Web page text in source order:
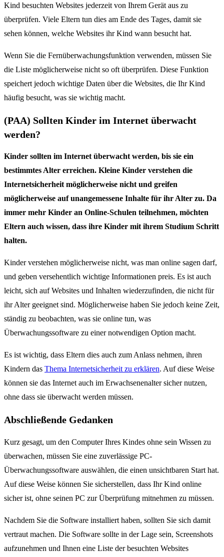
Kind besuchten Websites jederzeit von Ihrem Gerät aus zu
überprüfen. Viele Eltern tun dies am Ende des Tages, damit sie
sehen können, welche Websites ihr Kind wann besucht hat.
Wenn Sie die Fernüberwachungsfunktion verwenden, müssen Sie
die Liste möglicherweise nicht so oft überprüfen. Diese Funktion
speichert jedoch wichtige Daten über die Websites, die Ihr Kind
häufig besucht, was sie wichtig macht.
(PAA) Sollten Kinder im Internet überwacht
werden?
Kinder sollten im Internet überwacht werden, bis sie ein
bestimmtes Alter erreichen. Kleine Kinder verstehen die
Internetsicherheit möglicherweise nicht und greifen
möglicherweise auf unangemessene Inhalte für ihr Alter zu. Da
immer mehr Kinder an Online-Schulen teilnehmen, möchten
Eltern auch wissen, dass ihre Kinder mit ihrem Studium Schritt
halten.
Kinder verstehen möglicherweise nicht, was man online sagen darf,
und geben versehentlich wichtige Informationen preis. Es ist auch
leicht, sich auf Websites und Inhalten wiederzufinden, die nicht für
ihr Alter geeignet sind. Möglicherweise haben Sie jedoch keine Zeit,
ständig zu beobachten, was sie online tun, was
Überwachungssoftware zu einer notwendigen Option macht.
Es ist wichtig, dass Eltern dies auch zum Anlass nehmen, ihren
Kindern das Thema Internetsicherheit zu erklären. Auf diese Weise
können sie das Internet auch im Erwachsenenalter sicher nutzen,
ohne dass sie überwacht werden müssen.
Abschließende Gedanken
Kurz gesagt, um den Computer Ihres Kindes ohne sein Wissen zu
überwachen, müssen Sie eine zuverlässige PC-
Überwachungssoftware auswählen, die einen unsichtbaren Start hat.
Auf diese Weise können Sie sicherstellen, dass Ihr Kind online
sicher ist, ohne seinen PC zur Überprüfung mitnehmen zu müssen.
Nachdem Sie die Software installiert haben, sollten Sie sich damit
vertraut machen. Die Software sollte in der Lage sein, Screenshots
aufzunehmen und Ihnen eine Liste der besuchten Websites